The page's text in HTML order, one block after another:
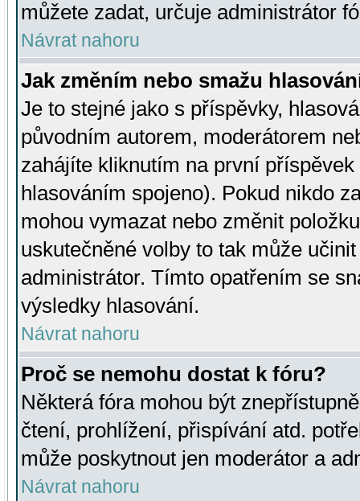
můžete zadat, určuje administrátor
Návrat nahoru
Jak změním nebo smažu
Je to stejné jako s příspěvky,
původním autorem, moderátorem
zahájíte kliknutím na první
hlasováním spojeno). Pokud nikdo
mohou vymazat nebo změnit
uskutečněné volby to tak může
administrátor. Tímto opatřením se
výsledky hlasování.
Návrat nahoru
Proč se nemohu dostat k fóru?
Některá fóra mohou být
čtení, prohlížení, přispívání atd.
může poskytnout jen moderátor a
Návrat nahoru